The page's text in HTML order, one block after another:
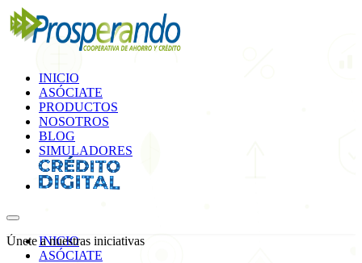
INICIO
ASÓCIATE
PRODUCTOS
NOSOTROS
BLOG
SIMULADORES
INICIO
ASÓCIATE
Únete a nuestras iniciativas